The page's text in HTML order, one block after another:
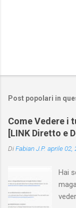
Post popolari in
Come Vedere i
[LINK Diretto e
DiFabian J.P. aprile 02,
Hai